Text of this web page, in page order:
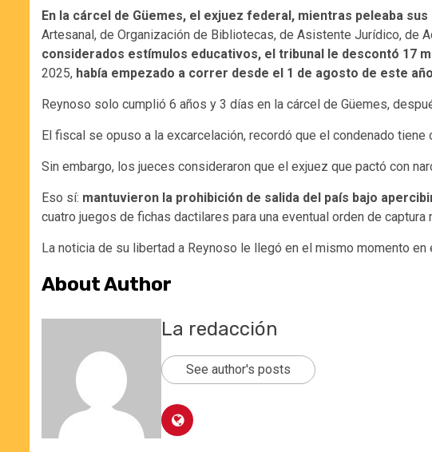
En la cárcel de Güemes, el exjuez federal, mientras peleaba
Artesanal, de Organización de Bibliotecas, de Asistente Jurídico, de
considerados estímulos educativos, el tribunal le descontó 17
2025, había empezado a correr desde el 1 de agosto de este año
Reynoso solo cumplió 6 años y 3 días en la cárcel de Güemes,
El fiscal se opuso a la excarcelación, recordó que el condenado
Sin embargo, los jueces consideraron que el exjuez que pactó con
Eso sí: mantuvieron la prohibición de salida del país bajo
cuatro juegos de fichas dactilares para una eventual orden de captura
La noticia de su libertad a Reynoso le llegó en el mismo momento
About Author
La redacción
See author's posts